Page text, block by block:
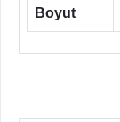
Boyut